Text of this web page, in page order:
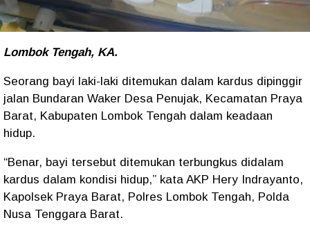
Lombok Tengah, KA.
Seorang bayi laki-laki ditemukan dalam kardus dipinggir
jalan Bundaran Waker Desa Penujak, Kecamatan Praya
Barat, Kabupaten Lombok Tengah dalam keadaan
hidup.
“Benar, bayi tersebut ditemukan terbungkus didalam
kardus dalam kondisi hidup,” kata AKP Hery Indrayanto,
Kapolsek Praya Barat, Polres Lombok Tengah, Polda
Nusa Tenggara Barat.